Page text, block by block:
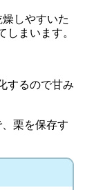
しやすいた
まいます。
するので甘み
栗を保存す